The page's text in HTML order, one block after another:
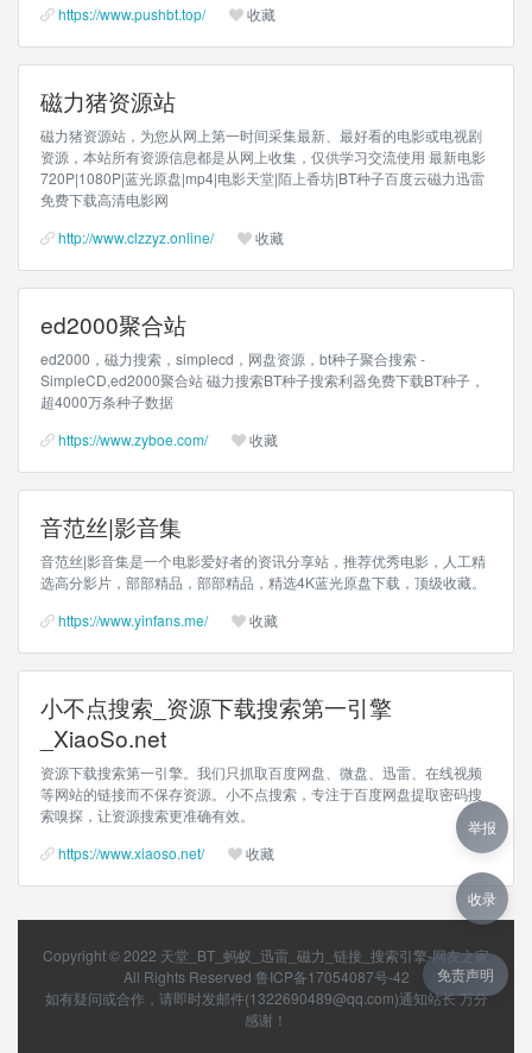
https://www.pushbt.top/
收藏
磁力猪资源站
磁力猪资源站，为您从网上第一时间采集最新、最好看的电影或电视剧
资源，本站所有资源信息都是从网上收集，仅供学习交流使用 最新电影
720P|1080P|蓝光原盘|mp4|电影天堂|陌上香坊|BT种子百度云磁力迅雷
免费下载高清电影网
http://www.clzzyz.online/
收藏
ed2000聚合站
ed2000，磁力搜索，simplecd，网盘资源，bt种子聚合搜索 -
SimpleCD,ed2000聚合站 磁力搜索BT种子搜索利器免费下载BT种子，
超4000万条种子数据
https://www.zyboe.com/
收藏
音范丝|影音集
音范丝|影音集是一个电影爱好者的资讯分享站，推荐优秀电影，人工精
选高分影片，部部精品，部部精品，精选4K蓝光原盘下载，顶级收藏。
https://www.yinfans.me/
收藏
小不点搜索_资源下载搜索第一引擎
_XiaoSo.net
资源下载搜索第一引擎。我们只抓取百度网盘、微盘、迅雷、在线视频
等网站的链接而不保存资源。小不点搜索，专注于百度网盘提取密码搜
索嗅探，让资源搜索更准确有效。
https://www.xiaoso.net/
收藏
Copyright © 2022 天堂_BT_蚂蚁_迅雷_磁力_链接_搜索引擎-网友之家
All Rights Reserved 鲁ICP备17054087号-42
如有疑问或合作，请即时发邮件(1322690489@qq.com)通知站长 万分
感谢！
免责声明
举报
收录